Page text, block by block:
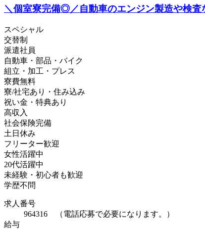
＼個室寮完備◎／自動車のエンジン製造や検
スペシャル
交替制
派遣社員
自動車・部品・バイク
組立・加工・プレス
寮費無料
寮/社宅あり・住み込み
祝い金・特典あり
高収入
社会保険完備
土日休み
フリーター歓迎
女性活躍中
20代活躍中
未経験・初心者も歓迎
学歴不問
求人番号
964316 （電話応募で必要になります。）
給与